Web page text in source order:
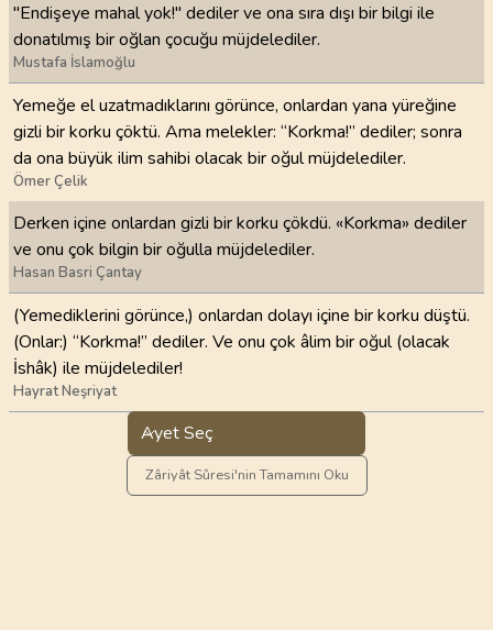
"Endişeye mahal yok!" dediler ve ona sıra dışı bir bilgi ile
donatılmış bir oğlan çocuğu müjdelediler.
Mustafa İslamoğlu
Yemeğe el uzatmadıklarını görünce, onlardan yana yüreğine
gizli bir korku çöktü. Ama melekler: “Korkma!” dediler; sonra
da ona büyük ilim sahibi olacak bir oğul müjdelediler.
Ömer Çelik
Derken içine onlardan gizli bir korku çökdü. «Korkma» dediler
ve onu çok bilgin bir oğulla müjdelediler.
Hasan Basri Çantay
(Yemediklerini görünce,) onlardan dolayı içine bir korku düştü.
(Onlar:) “Korkma!” dediler. Ve onu çok âlim bir oğul (olacak
İshâk) ile müjdelediler!
Hayrat Neşriyat
Ayet Seç
Zâriyât Sûresi'nin Tamamını Oku